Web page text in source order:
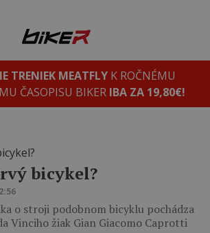
TRENIEK MEATFLYK ROČNÉMU
ČASOPISU BIKER IBA ZA 19,80€!
bicykel?
o stroji podobnom bicyklu pochádza
Vinciho žiak Gian Giacomo Caprotti